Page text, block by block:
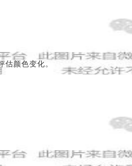
颜色变化。